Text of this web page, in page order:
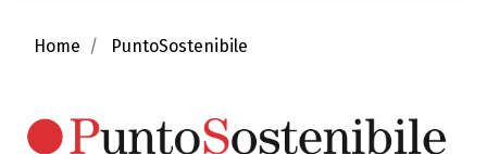
Home PuntoSostenibile